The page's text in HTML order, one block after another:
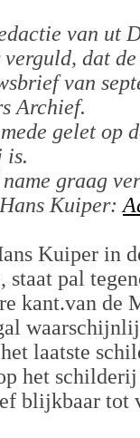
van ut
dat
van
Archief.
gelet op
is.
graag
Kuiper:
Kuiper in
staat pal
kant.van de
laatste
het
blijkbaar